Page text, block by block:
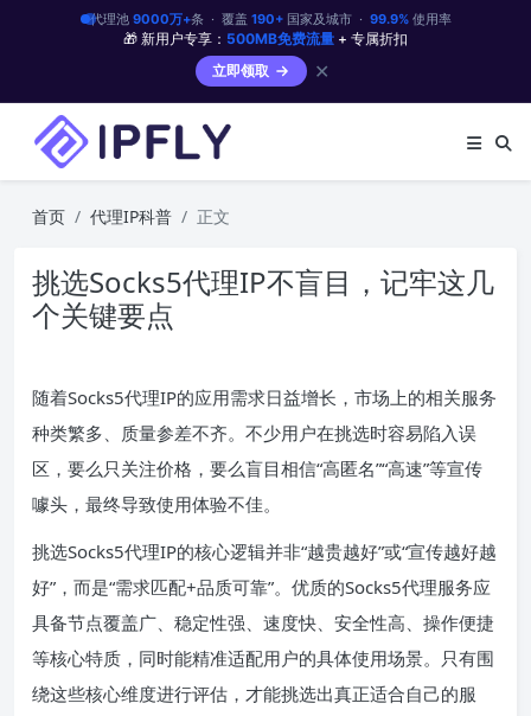
代理池 9000万+条 · 覆盖 190+国家及城市 · 99.9%使用率
🎁 新用户专享： 500MB免费流量 + 专属折扣
立即领取
✕
首页 代理IP科普 正文
挑选Socks5代理IP不盲目，记牢这几
个关键要点
随着Socks5代理IP的应用需求日益增长，市场上的相关服务
种类繁多、质量参差不齐。不少用户在挑选时容易陷入误
区，要么只关注价格，要么盲目相信“高匿名”“高速”等宣传
噱头，最终导致使用体验不佳。
挑选Socks5代理IP的核心逻辑并非“越贵越好”或“宣传越好越
好”，而是“需求匹配+品质可靠”。优质的Socks5代理服务应
具备节点覆盖广、稳定性强、速度快、安全性高、操作便捷
等核心特质，同时能精准适配用户的具体使用场景。只有围
绕这些核心维度进行评估，才能挑选出真正适合自己的服